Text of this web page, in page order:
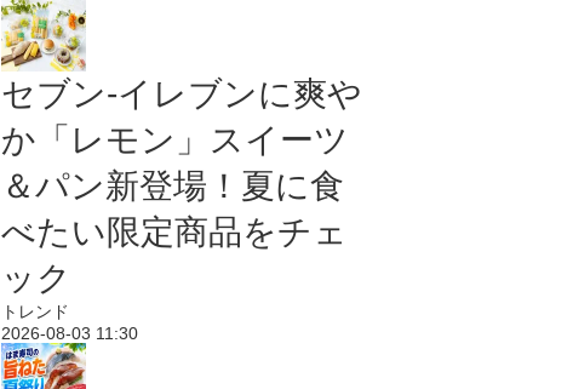
セブン‐イレブンに爽や
か「レモン」スイーツ
＆パン新登場！夏に食
べたい限定商品をチェ
ック
トレンド
2026-08-03 11:30